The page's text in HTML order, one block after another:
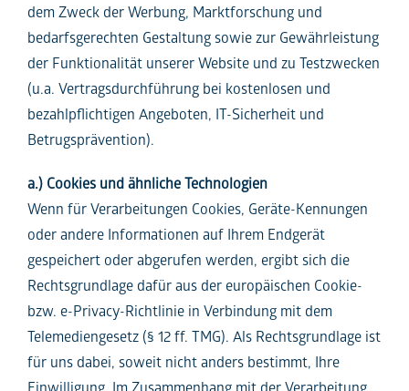
dem Zweck der Werbung, Marktforschung und
bedarfsgerechten Gestaltung sowie zur Gewährleistung
der Funktionalität unserer Website und zu Testzwecken
(u.a. Vertragsdurchführung bei kostenlosen und
bezahlpflichtigen Angeboten, IT-Sicherheit und
Betrugsprävention).
a.) Cookies und ähnliche Technologien
Wenn für Verarbeitungen Cookies, Geräte-Kennungen
oder andere Informationen auf Ihrem Endgerät
gespeichert oder abgerufen werden, ergibt sich die
Rechtsgrundlage dafür aus der europäischen Cookie-
bzw. e-Privacy-Richtlinie in Verbindung mit dem
Telemediengesetz (§ 12 ff. TMG). Als Rechtsgrundlage ist
für uns dabei, soweit nicht anders bestimmt, Ihre
Einwilligung. Im Zusammenhang mit der Verarbeitung